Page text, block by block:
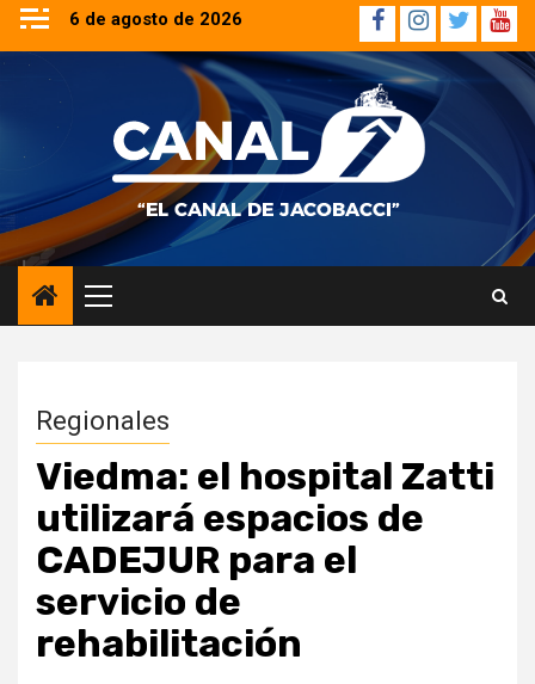
Saltar
contenido
6 de agosto de 2026 Facebook
Instagram
Twitter
Menú
principal
Regionales
Viedma: el hospital Zatti
utilizará espacios de
CADEJUR para el
servicio de
rehabilitación